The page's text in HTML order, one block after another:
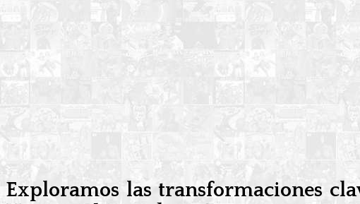
Exploramos las transformaciones